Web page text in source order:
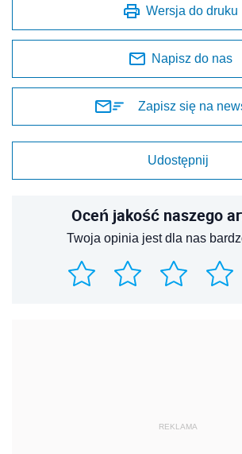
Wersja do druku
Napisz do nas
Zapisz się na
Udostępnij
Oceń jakość naszego
Twoja opinia jest dla nas
REKLAMA